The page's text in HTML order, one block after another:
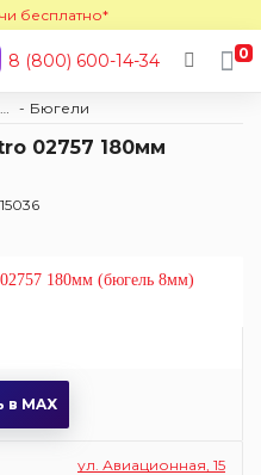
бесплатно*
8 (800) 600-14-34 0
Бюгели
02757 180мм
в MAX
ул. Авиационная, 15